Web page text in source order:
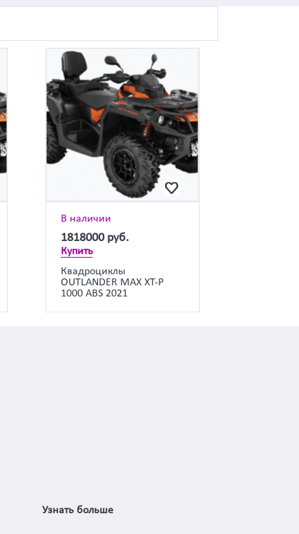
В наличии
1818000 руб.
Купить
Квадроциклы
OUTLANDER MAX XT-P
1000 ABS 2021
Узнать больше